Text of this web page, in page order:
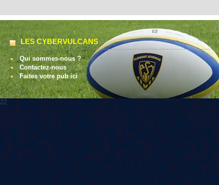
LES CYBERVULCANS
Qui sommes-nous ?
Contactez-nous
Faites votre pub ici
22